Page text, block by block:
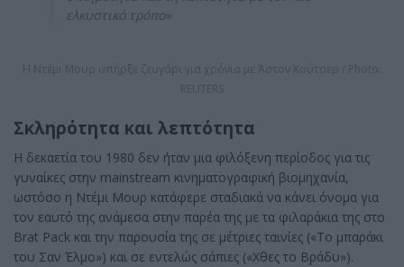
ελκυστικό τρόπο»
Η Ντέμι Μουρ υπήρξε ζευγάρι για χρόνια με Άστον Κούτσερ / Photo:
REUTERS
Σκληρότητα και λεπτότητα
Η δεκαετία του 1980 δεν ήταν μια φιλόξενη περίοδος για τις
γυναίκες στην mainstream κινηματογραφική βιομηχανία,
ωστόσο η Ντέμι Μουρ κατάφερε σταδιακά να κάνει όνομα για
τον εαυτό της ανάμεσα στην παρέα της με τα φιλαράκια της στο
Brat Pack και την παρουσία της σε μέτριες ταινίες («Το μπαράκι
του Σαν Έλμο») και σε εντελώς σάπιες («Χθες το Βράδυ»).